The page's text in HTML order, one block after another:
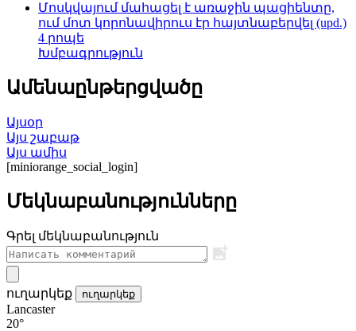
Մոսկվայում մահացել է առաջին պացիենտը,
ում մոտ կորոնավիրուս էր հայտնաբերվել (upd.)
4 րոպե
Խմբագրություն
Ամենաընթերցվածը
Այսօր
Այս շաբաթ
Այս ամիս
[miniorange_social_login]
Մեկնաբանությունները
Գրել մեկնաբանություն
ուղարկեք ուղարկեք
Lancaster
20°